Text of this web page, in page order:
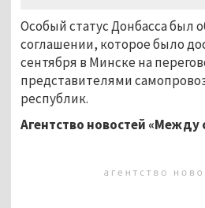
Особый статус Донбасса был
соглашении, которое было
сентября в Минске на
представителями
республик.
Агентство новостей «Между